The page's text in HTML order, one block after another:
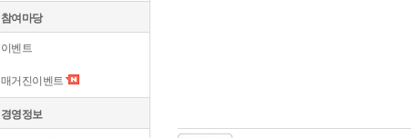
참여마당
이벤트
매거진이벤트
경영정보